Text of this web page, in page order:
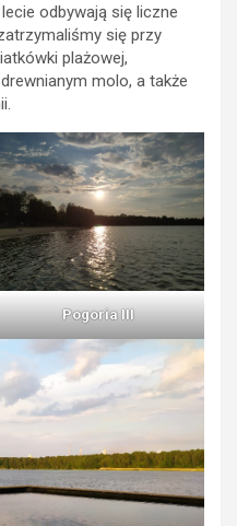
odbywają się liczne
się przy
plażowej,
molo, a także
Pogoria III